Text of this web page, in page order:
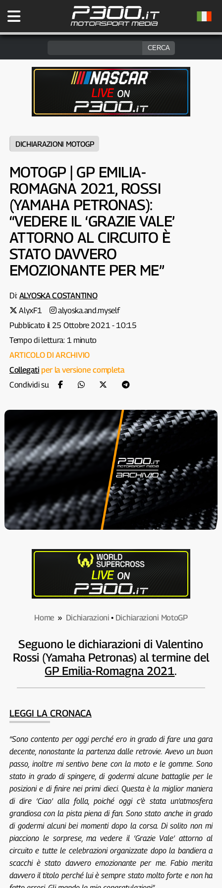
DICHIARAZIONI MOTOGP
MOTOGP | GP EMILIA-
ROMAGNA 2021, ROSSI
(YAMAHA PETRONAS):
“VEDERE IL ‘GRAZIE VALE’
ATTORNO AL CIRCUITO È
STATO DAVVERO
EMOZIONANTE PER ME”
Di: ALYOSKA COSTANTINO
AlyxF1
alyoska.and.myself
Pubblicato il 25 Ottobre 2021 - 10:15
Tempo di lettura: 1 minuto
ARTICOLO DI ARCHIVIO
Collegati per la versione completa
Condividi su
Home » Dichiarazioni • Dichiarazioni MotoGP
Seguono le dichiarazioni di Valentino
Rossi (Yamaha Petronas) al termine del
GP Emilia-Romagna 2021.
LEGGI LA CRONACA
“Sono contento per oggi perché ero in grado di fare una gara
decente, nonostante la partenza dalle retrovie. Avevo un buon
passo, inoltre mi sentivo bene con la moto e le gomme. Sono
stato in grado di spingere, di godermi alcune battaglie per le
posizioni e di finire nei primi dieci. Questa è la miglior maniera
di dire ‘Ciao’ alla folla, poiché oggi c’è stata un’atmosfera
grandiosa con la pista piena di fan. Sono stato anche in grado
di godermi alcuni bei momenti dopo la corsa. Di solito non mi
piacciono le sorprese, ma vedere il ‘Grazie Vale’ attorno al
circuito e tutte le celebrazioni organizzate dopo la bandiera a
scacchi è stato davvero emozionante per me. Fabio merita
davvero il titolo perché lui è sempre stato molto forte e non ha